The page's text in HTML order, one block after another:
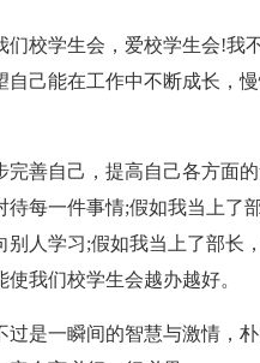
校学生会，爱校学生会!我
己能在工作中不断成长，
善自己，提高自己各方面
每一件事情;假如我当上了
人学习;假如我当上了部长
我们校学生会越办越好。
是一瞬间的智慧与激情，